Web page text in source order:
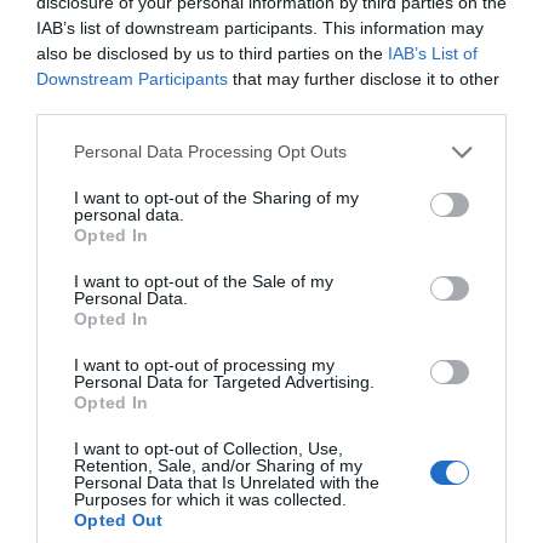
IAB’s list of downstream participants. This information may
also be disclosed by us to third parties on the IAB’s List of
Downstream Participants that may further disclose it to other
Personal Data Processing Opt Outs
I want to opt-out of the Sharing of my
personal data.
Opted In
I want to opt-out of the Sale of my
Personal Data.
Opted In
I want to opt-out of processing my
Personal Data for Targeted Advertising.
Opted In
I want to opt-out of Collection, Use,
Retention, Sale, and/or Sharing of my
Personal Data that Is Unrelated with the
Purposes for which it was collected.
Opted Out
Ακόμη και τα όσπρια
ξανασκεφτείτε.
παλιότερα έφτασαν ακόμη και στα 7 (!), ενώ οιγίγαντες
είχαν αύξηση ανάλογη του… (ονομαστικού) μεγέθους
και οι εισαγωγής από 4 πήγαν στα 5 ευρώ. Πάντως
αρχές του 2025 το ίδιο προϊόν έφτασε στα 8,
διπλασιάζοντας την τιμή του…
μοναδικά χαμόγελα προέρχονται μόνο από τα
ρεβίθια (πτώση τιμής από 5,50 σε 4 ευρώ) και τα μέτρια